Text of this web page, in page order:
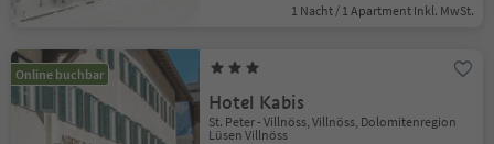
1 Nacht / 1 Apartment Inkl. MwSt.
Online buchbar
Hotel Kabis
St. Peter - Villnöss, Villnöss, Dolomitenregion
Lüsen Villnöss